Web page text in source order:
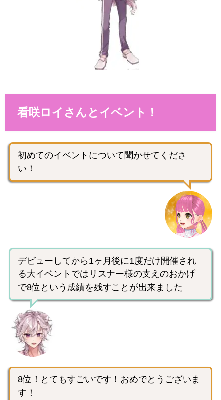
看咲ロイさんとイベント！
初めてのイベントについて聞かせてくださ
い！
デビューしてから1ヶ月後に1度だけ開催され
る大イベントではリスナー様の支えのおかげ
で8位という成績を残すことが出来ました
8位！とてもすごいです！おめでとうございま
す！